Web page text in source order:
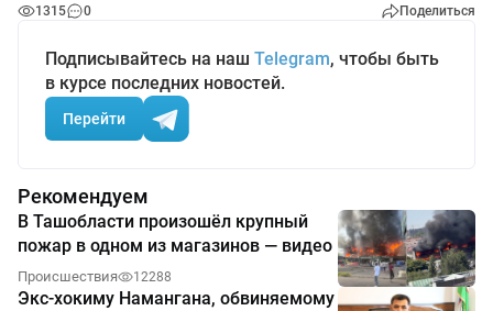
1315 0 Поделиться
Подписывайтесь на наш Telegram, чтобы быть
в курсе последних новостей.
Перейти
Рекомендуем
В Ташобласти произошёл крупный
пожар в одном из магазинов — видео
Происшествия 12288
Экс-хокиму Намангана, обвиняемому